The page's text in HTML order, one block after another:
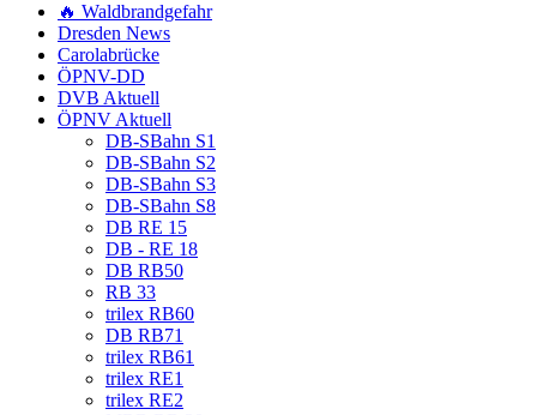
🔥 Waldbrandgefahr
Dresden News
Carolabrücke
ÖPNV-DD
DVB Aktuell
ÖPNV Aktuell
DB-SBahn S1
DB-SBahn S2
DB-SBahn S3
DB-SBahn S8
DB RE 15
DB - RE 18
DB RB50
RB 33
trilex RB60
DB RB71
trilex RB61
trilex RE1
trilex RE2